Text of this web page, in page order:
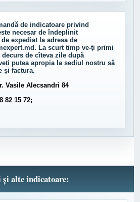
de indicatoare privind
necesar de îndeplinit
expediat la adresa de
. La scurt timp ve-ți primi
de cîteva zile după
putea apropia la sediul nostru să
și factura.
Vasile Alecsandri 84
82 15 72;
și alte indicatoare: